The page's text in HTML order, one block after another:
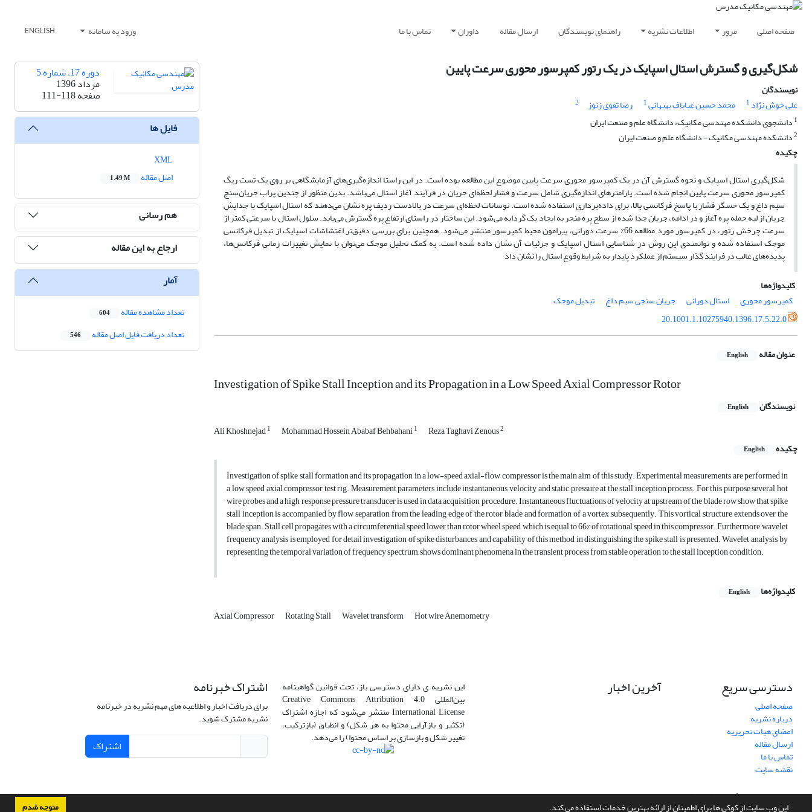
این وب سایت از کوکی ها برای اطمینان از ارائه بهترین خدمات استفاده می کند. متوجه شدم
صفحه اصلی مرور اطلاعات نشریه راهنمای نویسندگان ارسال مقاله داوران تماس با ما ورود به سامانه ENGLISH
شکل‌گیری و گسترش استال اسپایک در یک رتور کمپرسور محوری سرعت پایین
نویسندگان
علی خوش نژاد 1 محمد حسین عباباف بهبهانی1 رضا تقوی زنوز
2
1 دانشجوی دانشکده مهندسی مکانیک، دانشگاه علم و صنعت ایران
2دانشکده مهندسی مکانیک - دانشگاه علم و صنعت ایران
چکیده
شکل‌گیری استال اسپایک و نحوه گسترش آن در یک کمپرسور محوری سرعت پایین موضوع این مطالعه بوده است. در این راستا اندازه‌گیری‌های آزمایشگاهی بر روی یک تست ریگ
کمپرسور محوری سرعت پایین انجام شده است. پارامترهای اندازه‌گیری شامل سرعت و فشار لحظه‌ای جریان در فرآیند آغاز استال می‌باشد. بدین منظور از چندین پراب جریان‌سنج
سیم داغ و یک حسگر فشار با پاسخ فرکانسی بالا، برای داده‌برداری استفاده شده است. نوسانات لحظه‌ای سرعت در بالادست ردیف پره نشان می‌دهند که استال اسپایک با جدایش
جریان از لبه حمله پره آغاز و در ادامه، جریان جدا شده از سطح پره منجر به ایجاد یک گردابه می‌شود. این ساختار در راستای ارتفاع پره گسترش می‌یابد. سلول استال با سرعتی کمتر از
سرعت چرخش رتور، در کمپرسور مورد مطالعه 66% سرعت دورانی، پیرامون محیط کمپرسور منتشر می‌شود. همچنین برای بررسی دقیق‌تر اغتشاشات اسپایک از تبدیل فرکانسی
موجک استفاده شده و توانمندی این روش در شناسایی استال اسپایک و جزئیات آن نشان داده شده است. به کمک تحلیل موجک می‌توان با نمایش تغییرات زمانی فرکانس‌ها،
پدیده‌های غالب در فرایند گذار سیستم از عملکرد پایدار به شرایط وقوع استال را نشان داد
کلیدواژه‌ها
کمپرسور محوری
استال دورانی جریان سنجی سیم داغ
تبدیل موجک
20.1001.1.10275940.1396.17.5.22.0
عنوان مقاله English
Investigation of Spike Stall Inception and its Propagation in a Low Speed Axial Compressor Rotor
نویسندگان English
Ali Khoshnejad1 Mohammad Hossein Ababaf Behbahani1 Reza Taghavi Zenous2
چکیده English
Investigation of spike stall formation and its propagation in a low-speed axial-flow compressor is the main aim of this study. Experimental measurements are performed in
a low speed axial compressor test rig. Measurement parameters include instantaneous velocity and static pressure at the stall inception process. For this purpose several hot
wire probes and a high response pressure transducer is used in data acquisition procedure. Instantaneous fluctuations of velocity at upstream of the blade row show that spike
stall inception is accompanied by flow separation from the leading edge of the rotor blade and formation of a vortex subsequently. This vortical structure extends over the
blade span. Stall cell propagates with a circumferential speed lower than rotor wheel speed which is equal to 66% of rotational speed in this compressor. Furthermore, wavelet
frequency analysis is employed for detail investigation of spike disturbances and capability of this method in distinguishing the spike stall is presented. Wavelet analysis, by
representing the temporal variation of frequency spectrum, shows dominant phenomena in the transient process from stable operation to the stall inception condition.
کلیدواژه‌ها English
Axial Compressor Rotating Stall Wavelet transform Hot wire Anemometry
دوره 17، شماره 5
مرداد 1396
صفحه111-118
فایل ها
اصل مقاله
1.49 M
هم رسانی
ارجاع به این مقاله
آمار
تعداد مشاهده مقاله 604
تعداد دریافت فایل اصل مقاله 546
دسترسی سریع
صفحه اصلی
درباره نشریه
اعضای هیات تحریریه
ارسال مقاله
تماس با ما
نقشه سایت
آخرین اخبار این نشریه ی دارای دسترسی باز، تحت قوانین گواهینامه
بین‌المللی Creative Commons Attribution 4.0
International License منتشر می‌شود که اجازه اشتراک
(تکثیر و بازآرایی محتوا به هر شکل) و انطباق (بازترکیب،
تغییر شکل و بازسازی بر اساس محتوا) را می‌دهد.
اشتراک خبرنامه
برای دریافت اخبار و اطلاعیه های مهم نشریه در خبرنامه
نشریه مشترک شوید.
اشتراک
سامانه مدیریت نشریات علمی.طراحی و پیاده سازی ازسیناوب